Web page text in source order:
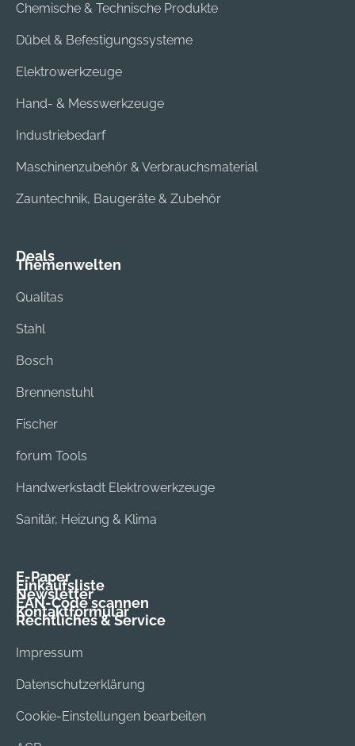
Chemische & Technische Produkte
Dübel & Befestigungssysteme
Elektrowerkzeuge
Hand- & Messwerkzeuge
Industriebedarf
Maschinenzubehör & Verbrauchsmaterial
Zauntechnik, Baugeräte & Zubehör
Deals
Themenwelten
Qualitas
Stahl
Bosch
Brennenstuhl
Fischer
forum Tools
Handwerkstadt Elektrowerkzeuge
Sanitär, Heizung & Klima
E-Paper
Einkaufsliste
Newsletter
EAN-Code scannen
Kontaktformular
Rechtliches & Service
Impressum
Datenschutzerklärung
Cookie-Einstellungen bearbeiten